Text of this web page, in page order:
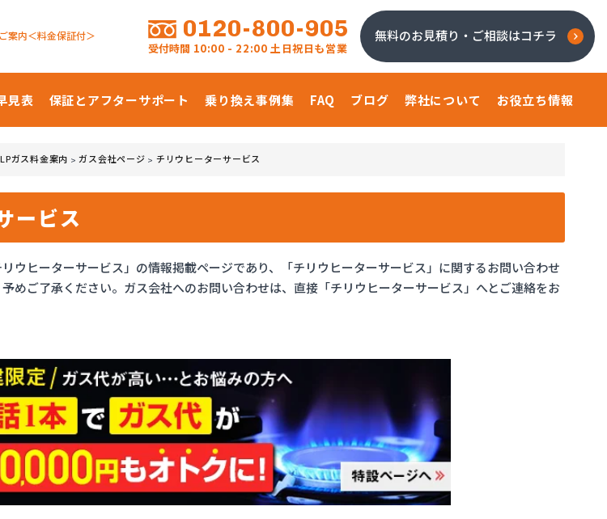
案内＜料金保証付＞ 0120-800-905
受付時間 10:00 - 22:00 土日祝日も営業
無料のお見積り・ご相談はコチラ
見表 保証とアフターサポート 乗り換え事例集 FAQ ブログ 弊社について お役立ち情報
ガス料金案内 >ガス会社ページ > チリウヒーターサービス
ービス
ウヒーターサービス」の情報掲載ページであり、「チリウヒーターサービス」に関するお問い合わせ
めご了承ください。ガス会社へのお問い合わせは、直接「チリウヒーターサービス」へとご連絡をお